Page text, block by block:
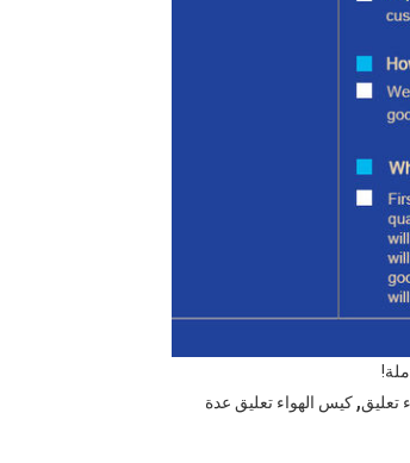
تعليق, كيس الهواء تعليق عدة